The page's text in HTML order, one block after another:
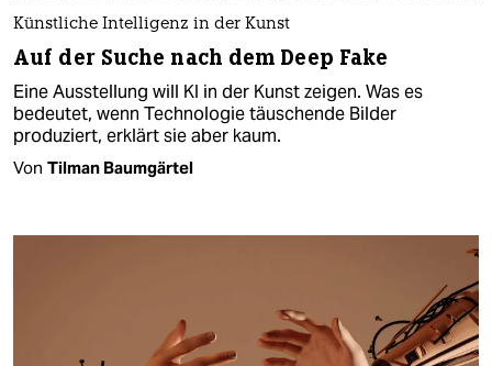
Künstliche Intelligenz in der Kunst
Auf der Suche nach dem Deep Fake
Eine Ausstellung will KI in der Kunst zeigen. Was es
bedeutet, wenn Technologie täuschende Bilder
produziert, erklärt sie aber kaum.
Von Tilman Baumgärtel